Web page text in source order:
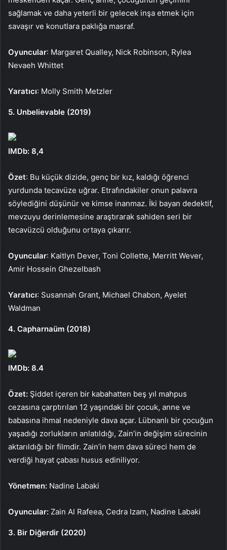
sağlamak ve daha yeterli bir gelecek inşa etmek için
savaşır ve konutlara paklığa masraf.
Oyuncular: Margaret Qualley, Nick Robinson, Rylea
Nevaeh Whittet
Yaratıcı: Molly Smith Metzler
5. Unbelievable (2019)
IMDb: 8,4
Özet: Bu küçük dizide, genç bir kız, kaldığı öğrenci
yurdunda tecavüze uğrar. Etrafındakiler onun palavra
söylediğini düşünür ve kimse inanmaz. İki bayan dedektif,
mevzuyu derinlemesine araştırarak sahiden seri bir
tecavüzcü olduğunu ortaya çıkarır.
Oyuncular: Kaitlyn Dever, Toni Collette, Merritt Wever,
Amir Hossein Ghezelbash
Yaratıcı: Susannah Grant, Michael Chabon, Ayelet
Waldman
4. Capharnaüm (2018)
IMDb: 8.4
Özet: Şiddet içeren bir kabahatten beş yıl mahpus
cezasına çarptırılan 12 yaşındaki bir çocuk, anne ve
babasına ihmal nedeniyle dava açar. Lübnanlı bir çocuğun
yaşadığı zorlukların anlatıldığı, Zain’in değişim sürecinin
aktarıldığı bir filmdir. Zain’in hem dava süreci hem de
verdiği hayat çabası husus ediniliyor.
Yönetmen: Nadine Labaki
Oyuncular: Zain Al Rafeea, Cedra Izam, Nadine Labaki
3. Bir Diğerdir (2020)